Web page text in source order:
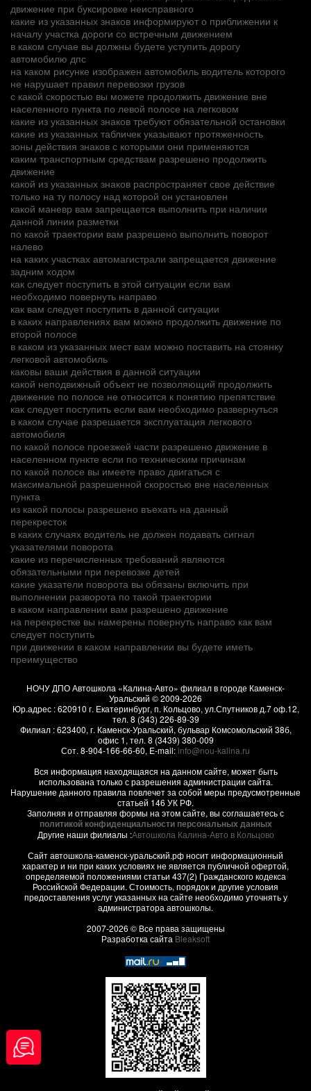
движение при буксировке неисправного
какие из указанных знаков информируют о приближении к
началу участка дороги со встречным движением
в каком случае вы должны будете уступить дорогу
автомобилю дпс
на каком рисунке изображен автомобиль водитель которого
не нарушает правил перевозки грузов
с какой скоростью вы можете продолжить движение вне
населенного пункта по левой полосе на легковом
какие из указанных знаков требуют обязательной остановки
какие из указанных табличек указывают протяженность
зоны действия знаков с которыми они применяются
каким транспортным средствам разрешено продолжить
движение
какой из указанных знаков распространяет свое действие
только на ту полосу над которой он установлен
какой маневр вам запрещается выполнить при наличии
данной линии разметки
по какой траектории вам разрешено выполнить поворот
налево
на каких участках автомагистрали запрещается движение
задним ходом
как следует поступить в этой ситуации если вам
необходимо повернуть направо
как вам следует поступить в данной ситуации
в каких направлениях вам можно продолжить движение по
второй полосе
в каком из указанных мест вам можно поставить на стоянку
легковой автомобиль
каковы ваши действия в данной ситуации
какой неподвижный объект не позволяющий продолжить
движение по полосе не относится к понятию препятствие
как следует поступить если вам необходимо развернуться
в каком случае разрешается эксплуатация легкового
автомобиля
по какой полосе проезжей части разрешено движение в
населенном пункте если по техническим причинам
по какой полосе вы имеете право двигаться с
максимальной разрешенной скоростью вне населенных
пункта
из какой полосы разрешено въехать на данный
перекресток
в каких случаях водитель не должен подавать сигнал
указателями поворота
какие из перечисленных требований являются
обязательными при перевозке детей
какие указатели поворота вы обязаны включить при
выполнении разворота по такой траектории
в каком направлении вам разрешено движение
на перекрестке вы намерены повернуть направо как вам
следует поступить
при движении в каком направлении вы будете иметь
преимущество
НОЧУ ДПО Автошкола «Калина-Авто» филиал в городе Каменск-
Уральский © 2009-2026
Юр.адрес :620910 г. Екатеринбург, п. Кольцово, ул.Спутников д.7 оф.12,
тел. 8 (343) 226-89-39
Филиал :623400, г. Каменск-Уральский, бульвар Комсомольский 38б,
офис 1, тел. 8 (3439) 380-009
Сот. 8-904-166-66-60, E-mail:info@nou-kalina.ru
Вся информация находящаяся на данном сайте, может быть
использована только с разрешения администрации сайта.
Нарушение данного правила повлечет за собой меры предусмотренные
статьей 146 УК РФ.
Заполняя и отправляя формы на этом сайте, вы соглашаетесь с
политикой конфиденциальности персональных данных
Другие наши филиалы :Автошкола Калина-Авто в Кольцово
Сайт автошкола-каменск-уральский.рф носит информационный
характер и ни при каких условиях не является публичной офертой,
определяемой положениями статьи 437(2) Гражданского кодекса
Российской Федерации. Стоимость, порядок и другие условия
предоставления услуг указанных на сайте необходимо уточнять у
администратора автошколы.
2007-2026 © Все права защищены
Разработка сайта Bleaksoft